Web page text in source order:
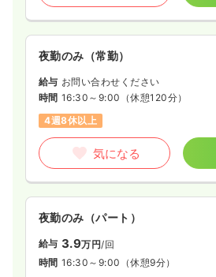
夜勤のみ（常勤）
給与 お問い合わせください
時間 16:30～9:00 （休憩120分）
4週8休以上
気になる
夜勤のみ（パート）
給与 3.9万円/回
時間 16:30～9:00 （休憩9分）